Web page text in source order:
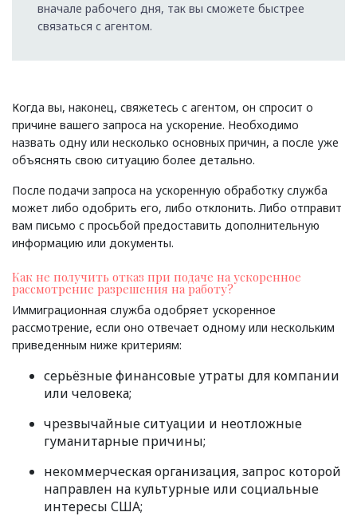
вначале рабочего дня, так вы сможете быстрее
связаться с агентом.
Когда вы, наконец, свяжетесь с агентом, он спросит о
причине вашего запроса на ускорение. Необходимо
назвать одну или несколько основных причин, а после уже
объяснять свою ситуацию более детально.
После подачи запроса на ускоренную обработку служба
может либо одобрить его, либо отклонить. Либо отправит
вам письмо с просьбой предоставить дополнительную
информацию или документы.
Как не получить отказ при подаче на ускоренное
рассмотрение разрешения на работу?
Иммиграционная служба одобряет ускоренное
рассмотрение, если оно отвечает одному или нескольким
приведенным ниже критериям:
серьёзные финансовые утраты для компании
или человека;
чрезвычайные ситуации и неотложные
гуманитарные причины;
некоммерческая организация, запрос которой
направлен на культурные или социальные
интересы США;